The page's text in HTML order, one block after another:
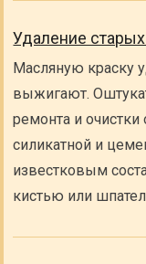
Удаление
Масляную краску
выжигают.
ремонта и очистки
силикатной и
известковым
кистью или